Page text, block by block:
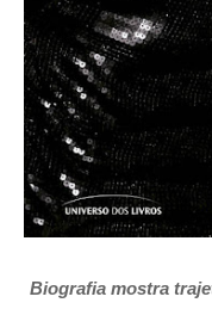
Biografia mostra